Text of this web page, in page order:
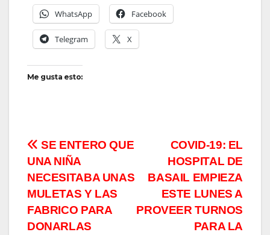
WhatsApp Facebook
Telegram X
Me gusta esto:
Navegación
de
entradas
COVID-19: EL
HOSPITAL DE
BASAIL EMPIEZA
ESTE LUNES A
PROVEER TURNOS
PARA LA
SE ENTERO QUE
UNA NIÑA
NECESITABA UNAS
MULETAS Y LAS
FABRICO PARA
DONARLAS